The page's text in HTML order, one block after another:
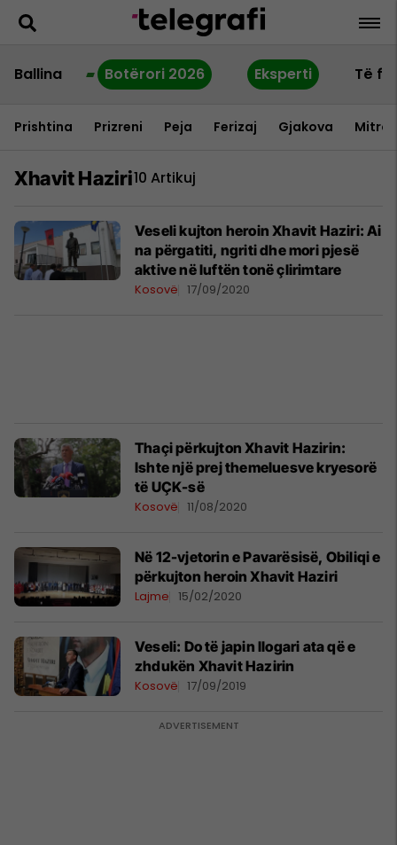
Ballina Botërori 2026 Eksperti Të
Prishtina Prizreni Peja Ferizaj Gjakova
Xhavit Haziri10 Artikuj
Veseli kujton heroin Xhavit Haziri: Ai
na përgatiti, ngriti dhe mori pjesë
aktive në luftën tonë çlirimtare
Kosovë 17/09/2020
Thaçi përkujton Xhavit Hazirin:
Ishte një prej themeluesve kryesorë
të UÇK-së
Kosovë 11/08/2020
Në 12-vjetorin e Pavarësisë, Obiliqi e
përkujton heroin Xhavit Haziri
Lajme 15/02/2020
Veseli: Do të japin llogari ata që e
zhdukën Xhavit Hazirin
Kosovë 17/09/2019